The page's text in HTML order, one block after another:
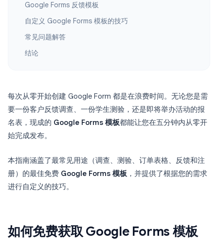
Google Forms 反馈模板
自定义 Google Forms 模板的技巧
常见问题解答
结论
每次从零开始创建 Google Form 都是在浪费时间。无论您是需
要一份客户反馈调查、一份学生测验，还是即将举办活动的报
名表，现成的 Google Forms 模板都能让您在五分钟内从零开
始完成发布。
本指南涵盖了最常见用途（调查、测验、订单表格、反馈和注
册）的最佳免费 Google Forms 模板 ，并提供了根据您的需求
进行自定义的技巧。
如何免费获取 Google Forms 模板